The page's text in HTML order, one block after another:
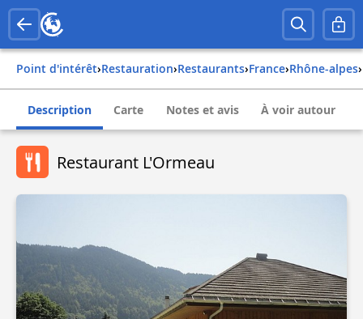
Point d'intérêt› Restauration› Restaurants› france› rhône-alpes›
Description Carte Notes et avis À voir autour
Restaurant L'Ormeau